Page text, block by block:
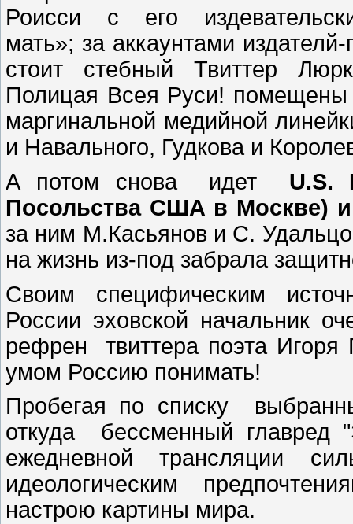
Роисси с его
мать»; за аккаунтами
стоит стебный Твиттер
Полицая Всея Руси! помещены
маргинальной медийной
и Навального, Гудкова и
А потом снова идет U.S.
Посольства США в Москве)
за ним М.Касьянов и С.
на жизнь из-под забрала
Своим специфическим
России эховской начальник
рефрен твиттера поэта
умом Россию понимать!
Пробегая по списку
откуда бессменный главред
ежедневной трансляции
идеологическим
настрою картины мира.